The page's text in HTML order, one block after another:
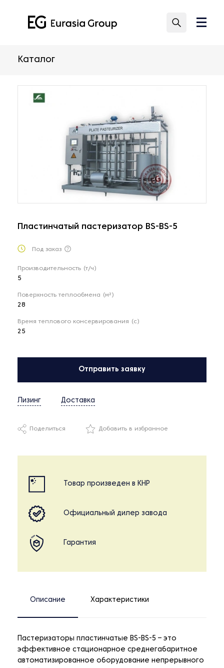
Каталог
Пластинчатый пастеризатор BS-BS-5
Под заказ
Производительность (т/ч)
5
Поверхность теплообмена (м²)
28
Время теплового консервирования (с)
25
Отправить заявку
Лизинг Доставка
Поделиться Добавить в избранное
Товар произведен в КНР
Официальный дилер завода
Гарантия
Описание Характеристики
Пастеризаторы пластинчатые BS-BS-5 – это
эффективное стационарное среднегабаритное
автоматизированное оборудование непрерывного